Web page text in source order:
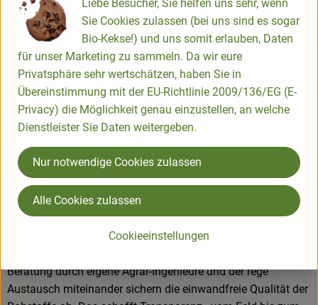
Produkte in bester Bio-Qualität
Produktqualität steht bei Rapunzel an erster Stelle. Das
Qualitätssicherungs-Team nimmt daher eine
Schlüsselposition im Unternehmen ein. Die Kontrollen der
Rohstoffe beginnen bereits auf dem Feld. Bei Wareneingang
werden alle Rohstoffe und Produkte beprobt. Zusätzlich
werden sie durch anerkannte externe Labors unabhängig
analysiert.
Wie schon zu Beginn liegen Rapunzel auch heute die
persönlichen Kontakte zu den Lieferanten und langfristige
Beratung durch eigene Agrar-Ingenieure und der rege
Austausch miteinander sichern die einwandfreie Qualität der
Liebe Besucher, Sie helfen uns sehr, wenn
Sie Cookies zulassen (bei uns sind es sogar
Bio-Kekse!) und uns somit erlauben, Daten
für unser Marketing zu sammeln. Da wir eure
Privatsphäre sehr wertschätzen, haben Sie in
Übereinstimmung mit der EU-Richtlinie 2009/136/EG (E-
Privacy) die Möglichkeit genau einzustellen, an welche
Dienstleister Sie Daten weitergeben.
Cookieeinstellungen
Nur notwendige Cookies zulassen
Alle Cookies zulassen